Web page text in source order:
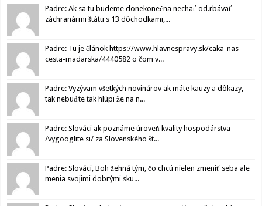
Padre: Ak sa tu budeme donekonečna nechať od.rbávať
záchranármi štátu s 13 dôchodkami,...
Padre: Tu je článok https://www.hlavnespravy.sk/caka-nas-
cesta-madarska/4440582 o čom v...
Padre: Vyzývam všetkých novinárov ak máte kauzy a dôkazy,
tak nebuďte tak hlúpi že na n...
Padre: Slováci ak poznáme úroveň kvality hospodárstva
/vygooglite si/ za Slovenského št...
Padre: Slováci, Boh žehná tým, čo chcú nielen zmeniť seba ale
menia svojimi dobrými sku...